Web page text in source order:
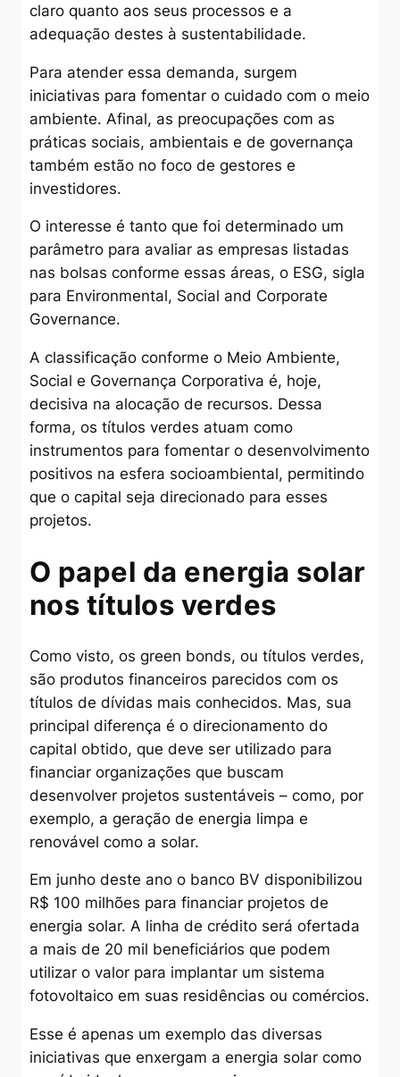
claro quanto aos seus processos e a
adequação destes à sustentabilidade.
Para atender essa demanda, surgem
iniciativas para fomentar o cuidado com o meio
ambiente. Afinal, as preocupações com as
práticas sociais, ambientais e de governança
também estão no foco de gestores e
investidores.
O interesse é tanto que foi determinado um
parâmetro para avaliar as empresas listadas
nas bolsas conforme essas áreas, o ESG, sigla
para Environmental, Social and Corporate
Governance.
A classificação conforme o Meio Ambiente,
Social e Governança Corporativa é, hoje,
decisiva na alocação de recursos. Dessa
forma, os títulos verdes atuam como
instrumentos para fomentar o desenvolvimento
positivos na esfera socioambiental, permitindo
que o capital seja direcionado para esses
projetos.
O papel da energia solar
nos títulos verdes
Como visto, os green bonds, ou títulos verdes,
são produtos financeiros parecidos com os
títulos de dívidas mais conhecidos. Mas, sua
principal diferença é o direcionamento do
capital obtido, que deve ser utilizado para
financiar organizações que buscam
desenvolver projetos sustentáveis – como, por
exemplo, a geração de energia limpa e
renovável como a solar.
Em junho deste ano o banco BV disponibilizou
R$ 100 milhões para financiar projetos de
energia solar. A linha de crédito será ofertada
a mais de 20 mil beneficiários que podem
utilizar o valor para implantar um sistema
fotovoltaico em suas residências ou comércios.
Esse é apenas um exemplo das diversas
iniciativas que enxergam a energia solar como